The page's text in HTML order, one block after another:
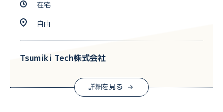
在宅
自由
Tsumiki Tech株式会社
詳細を見る